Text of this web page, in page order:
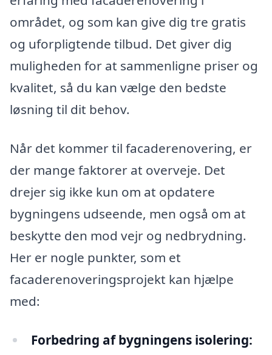
området, og som kan give dig tre gratis
og uforpligtende tilbud. Det giver dig
muligheden for at sammenligne priser og
kvalitet, så du kan vælge den bedste
løsning til dit behov.
Når det kommer til facaderenovering, er
der mange faktorer at overveje. Det
drejer sig ikke kun om at opdatere
bygningens udseende, men også om at
beskytte den mod vejr og nedbrydning.
Her er nogle punkter, som et
facaderenoveringsprojekt kan hjælpe
med:
Forbedring af bygningens isolering: